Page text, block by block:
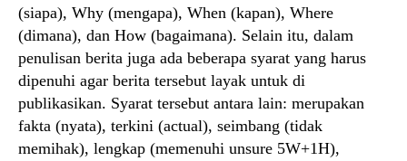
(siapa), Why (mengapa), When (kapan), Where
(dimana), dan How (bagaimana). Selain itu, dalam
penulisan berita juga ada beberapa syarat yang harus
dipenuhi agar berita tersebut layak untuk di
publikasikan. Syarat tersebut antara lain: merupakan
fakta (nyata), terkini (actual), seimbang (tidak
memihak), lengkap (memenuhi unsure 5W+1H),